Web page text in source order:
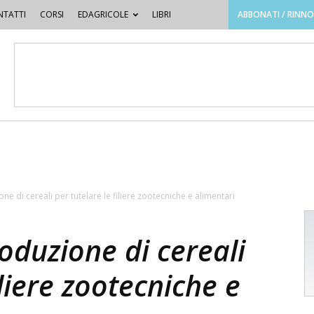
CORSI EDAGRICOLE LIBRI ABBONATI /
di cereali per tutelare le filiere zootecniche e alimentari
di cereali
zootecniche e